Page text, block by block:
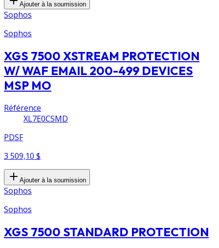
Ajouter à la soumission
Sophos
Sophos
XGS 7500 XSTREAM PROTECTION
W/ WAF EMAIL 200-499 DEVICES
MSP MO
Référence
XL7E0CSMD
PDSF
3 509,10 $
Ajouter à la soumission
Sophos
Sophos
XGS 7500 STANDARD PROTECTION